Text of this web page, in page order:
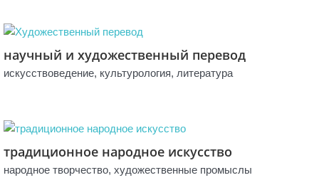
научный и художественный перевод
искусствоведение, культурология, литература
традиционное народное искусство
народное творчество, художественные промыслы